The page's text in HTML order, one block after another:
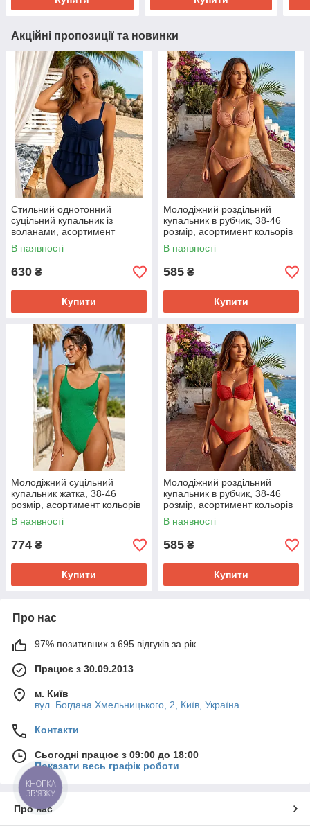
Акційні пропозиції та новинки
Стильний однотонний
суцільний купальник із
воланами, асортимент
кольорів
В наявності
630 ₴
Купити
Молодіжний роздільний
купальник в рубчик, 38-46
розмір, асортимент кольорів
В наявності
585 ₴
Купити
Молодіжний суцільний
купальник жатка, 38-46
розмір, асортимент кольорів
В наявності
774 ₴
Купити
Молодіжний роздільний
купальник в рубчик, 38-46
розмір, асортимент кольорів
В наявності
585 ₴
Купити
Про нас
97% позитивних з 695 відгуків за рік
Працює з 30.09.2013
м. Київ
вул. Богдана Хмельницького, 2, Київ, Україна
Контакти
Сьогодні працює з 09:00 до 18:00
Показати весь графік роботи
Про нас
КНОПКА
ЗВ'ЯЗКУ